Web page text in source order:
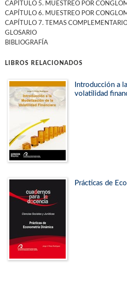
CAPÍTULO 5. MUESTREO POR
CAPÍTULO 6. MUESTREO POR
CAPÍTULO 7. TEMAS
GLOSARIO
BIBLIOGRAFÍA
LIBROS RELACIONADOS
Introducción a
volatilidad
Prácticas de